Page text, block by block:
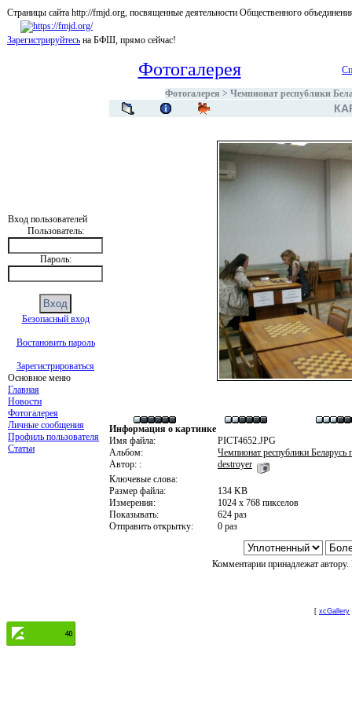
Страницы сайта http://fmjd.org, посвященные деятельности Общественного
Зарегистрируйтесь на БФШ, прямо сейчас!
Вход пользователей
Пользователь:
Пароль:
Безопасный вход
Востановить пароль
Зарегистрироваться
Основное меню
Главная
Новости
Фотогалерея
Личные сообщения
Профиль пользователя
Статьи
Фотогалерея
Фотогалерея > Чемпионат республики
Информация о картинке
Имя файла:
PICT4652.JPG
Альбом:
Чемпионат республики
Автор: :
destroyer
Ключевые слова:
Размер файла:
134 KB
Измерения:
1024 x 768 пикселов
Показывать:
624 раз
Отправить открытку:
0 раз
Комментарии принадлежат
[ xcGallery